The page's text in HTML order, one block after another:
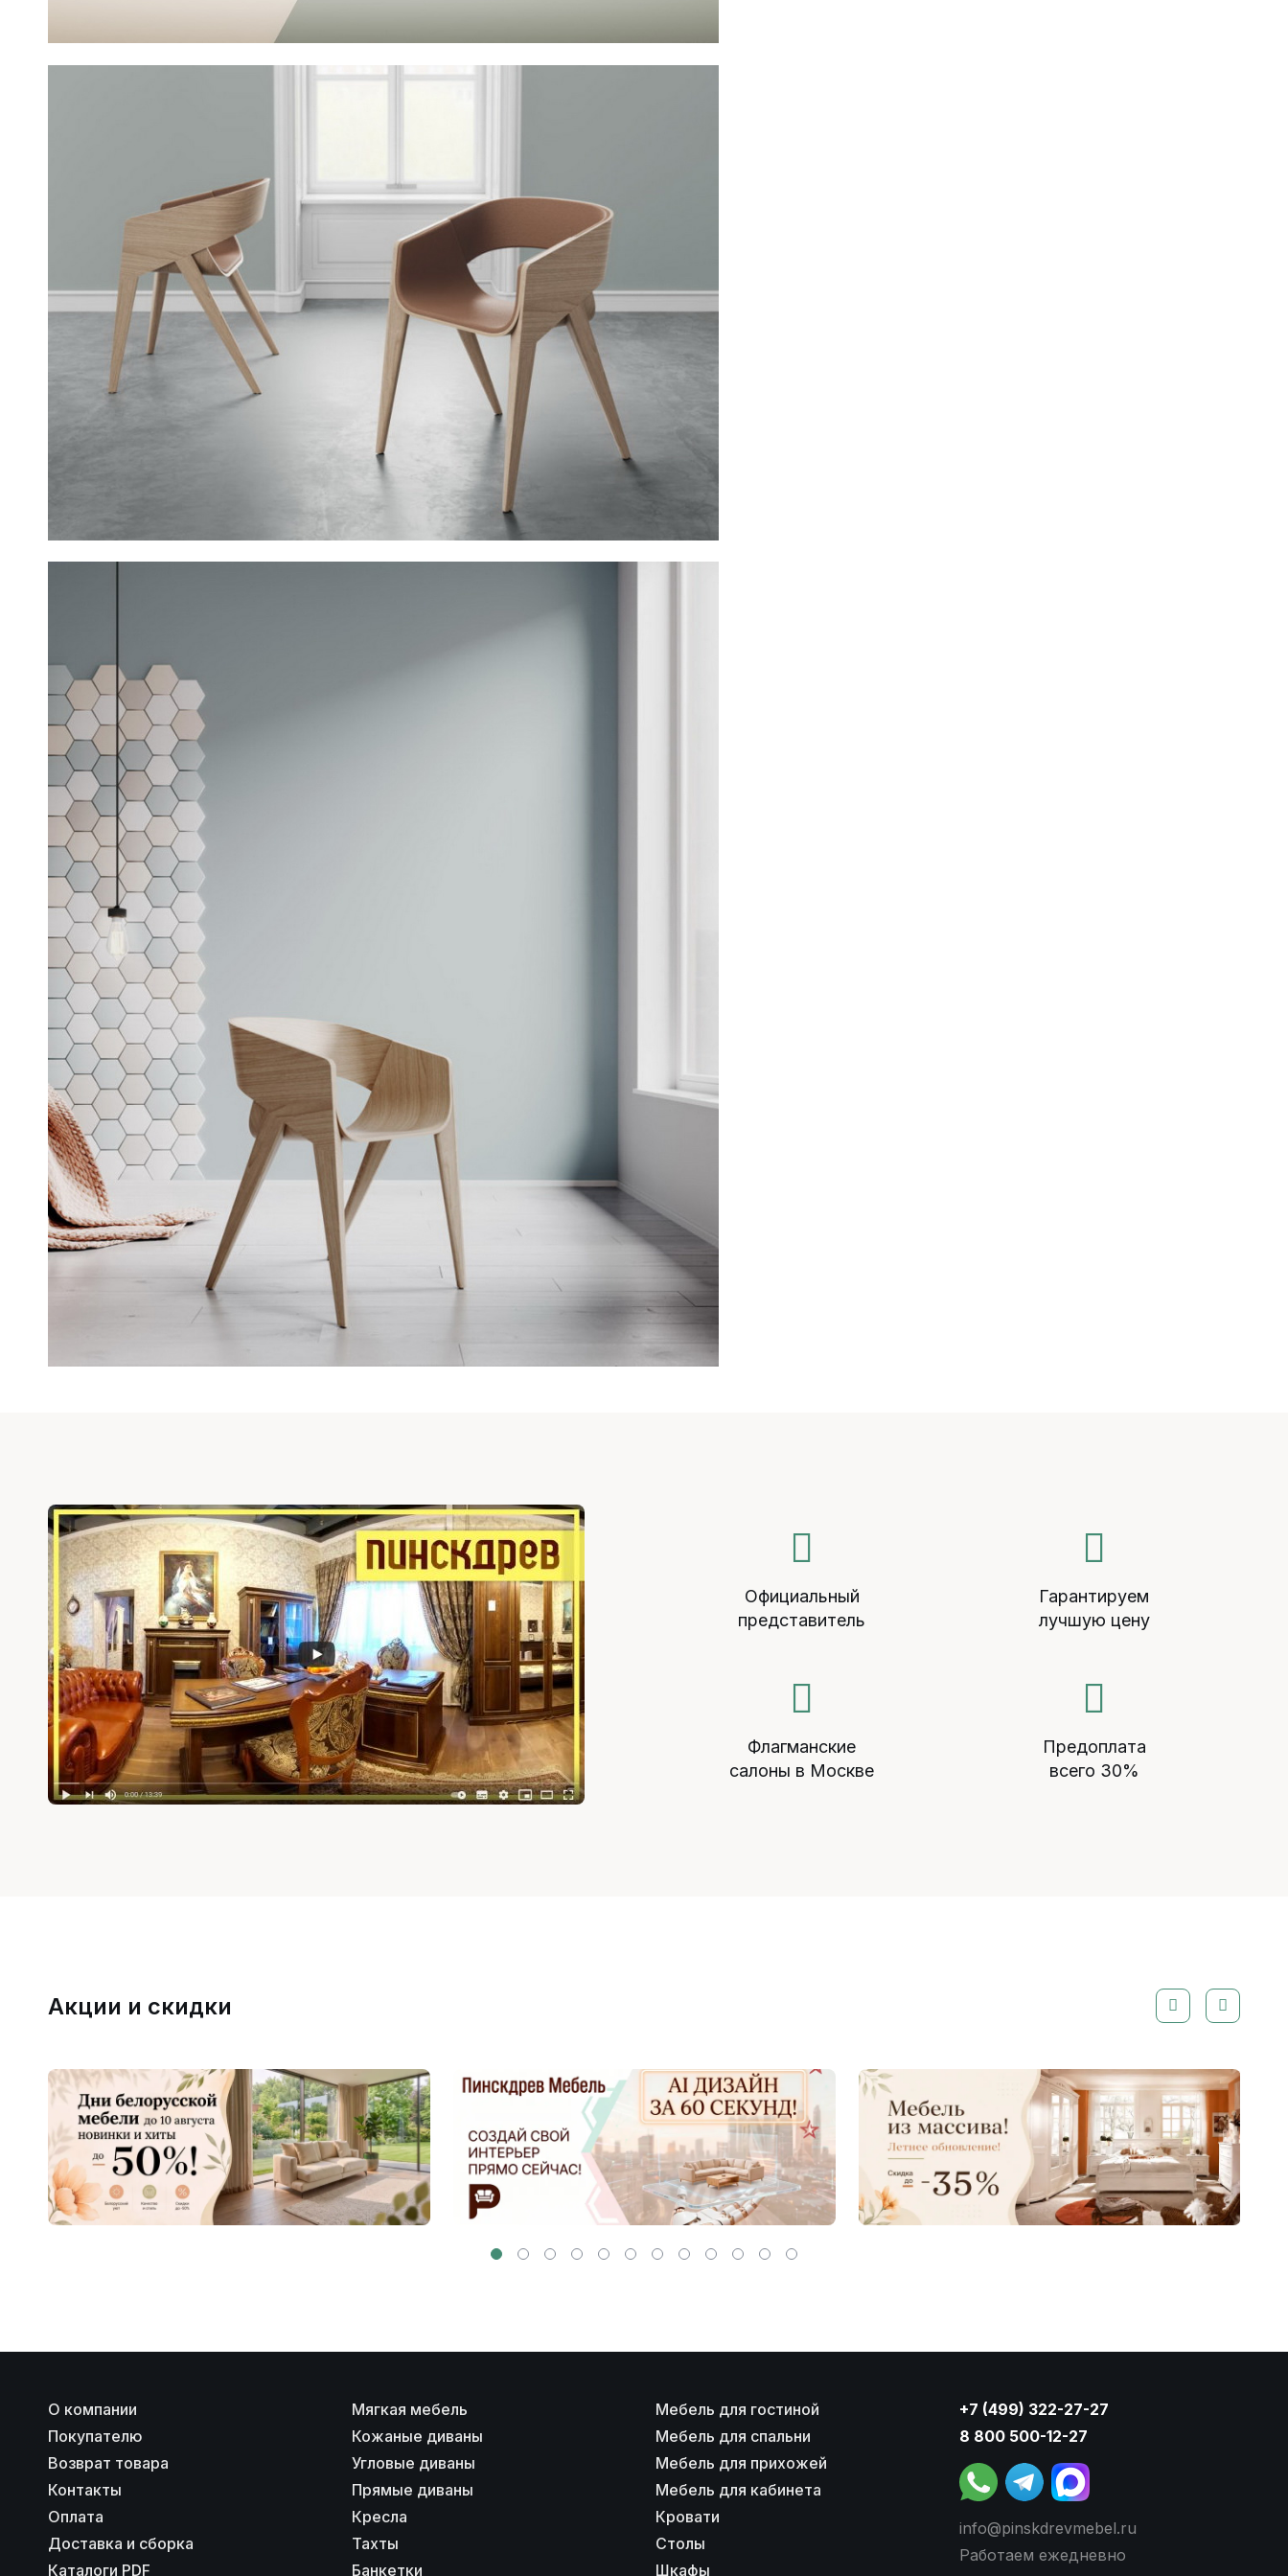
Официальный
представитель
Гарантируем
лучшую цену
Флагманские
салоны в Москве
Предоплата
всего 30%
Акции и скидки
О компании
Покупателю
Возврат товара
Контакты
Оплата
Доставка и сборка
Каталоги PDF
Мягкая мебель
Кожаные диваны
Угловые диваны
Прямые диваны
Кресла
Тахты
Банкетки
Мебель для гостиной
Мебель для спальни
Мебель для прихожей
Мебель для кабинета
Кровати
Столы
Шкафы
+7 (499) 322-27-27
8 800 500-12-27
info@pinskdrevmebel.ru
Работаем ежедневно